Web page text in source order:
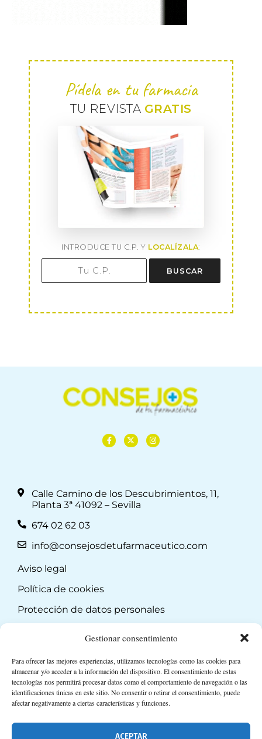
Gestionar consentimiento
Para ofrecer las mejores experiencias, utilizamos tecnologías como las cookies para
almacenar y/o acceder a la información del dispositivo. El consentimiento de estas
tecnologías nos permitirá procesar datos como el comportamiento de navegación o las
identificaciones únicas en este sitio. No consentir o retirar el consentimiento, puede
afectar negativamente a ciertas características y funciones.
ACEPTAR
Pídela en tu farmacia
TU REVISTA GRATIS
INTRODUCE TU C.P. Y LOCALÍZALA:
BUSCAR
Calle Camino de los Descubrimientos, 11,
Planta 3ª 41092 – Sevilla
674 02 62 03
info@consejosdetufarmaceutico.com
Aviso legal
Política de cookies
Protección de datos personales